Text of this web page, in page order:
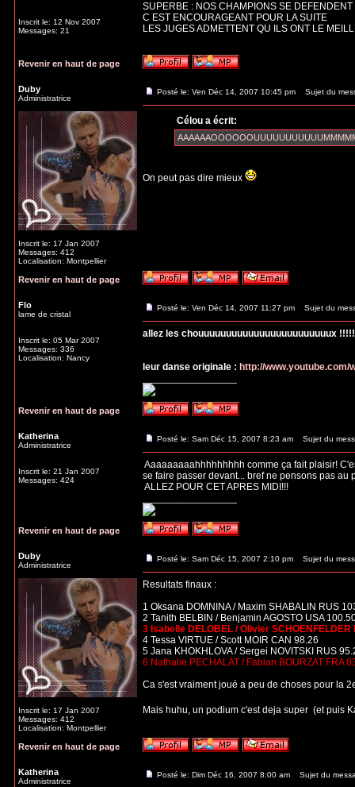
Inscrit le: 12 Nov 2007
Messages: 21
SUPERBE : NOS CHAMPIONS SE
C EST ENCOURAGEANT POUR LA SUITE
LES JUGES ADMETTENT QU ILS ONT LE
Revenir en haut de page
Duby
Administratrice
Inscrit le: 17 Jan 2007
Messages: 412
Localisation: Montpellier
Posté le: Ven Déc 14, 2007 10:45 pm Sujet du
Célou a écrit:
On peut pas dire mieux
Revenir en haut de page
Flo
lame de cristal
Inscrit le: 05 Mar 2007
Messages: 336
Localisation: Nancy
Posté le: Ven Déc 14, 2007 11:27 pm Sujet du
allez les chouuuuuuuuuuuuuuuuuuuuuuuux
leur danse originale : http://www.youtube.com/
Revenir en haut de page
Katherina
Administratrice
Inscrit le: 21 Jan 2007
Messages: 424
Posté le: Sam Déc 15, 2007 8:23 am Sujet du
Aaaaaaaaahhhhhhhhh comme ça fait plaisir!
se faire passer devant... bref ne pensons pas au
ALLEZ POUR CET APRES MIDI!!!
Revenir en haut de page
Duby
Administratrice
Inscrit le: 17 Jan 2007
Messages: 412
Localisation: Montpellier
Posté le: Sam Déc 15, 2007 2:10 pm Sujet du
Resultats finaux :
1 Oksana DOMNINA / Maxim SHABALIN RUS
2 Tanith BELBIN / Benjamin AGOSTO USA
3 Isabelle DELOBEL / Olivier SCHOENFELDER
4 Tessa VIRTUE / Scott MOIR CAN 98.26
5 Jana KHOKHLOVA / Sergei NOVITSKI RUS
6 Nathalie PECHALAT / Fabian BOURZAT FRA
Ca s'est vraiment joué a peu de choses pour la
Mais huhu, un podium c'est deja super (et puis
Revenir en haut de page
Katherina
Administratrice
Posté le: Dim Déc 16, 2007 8:00 am Sujet du